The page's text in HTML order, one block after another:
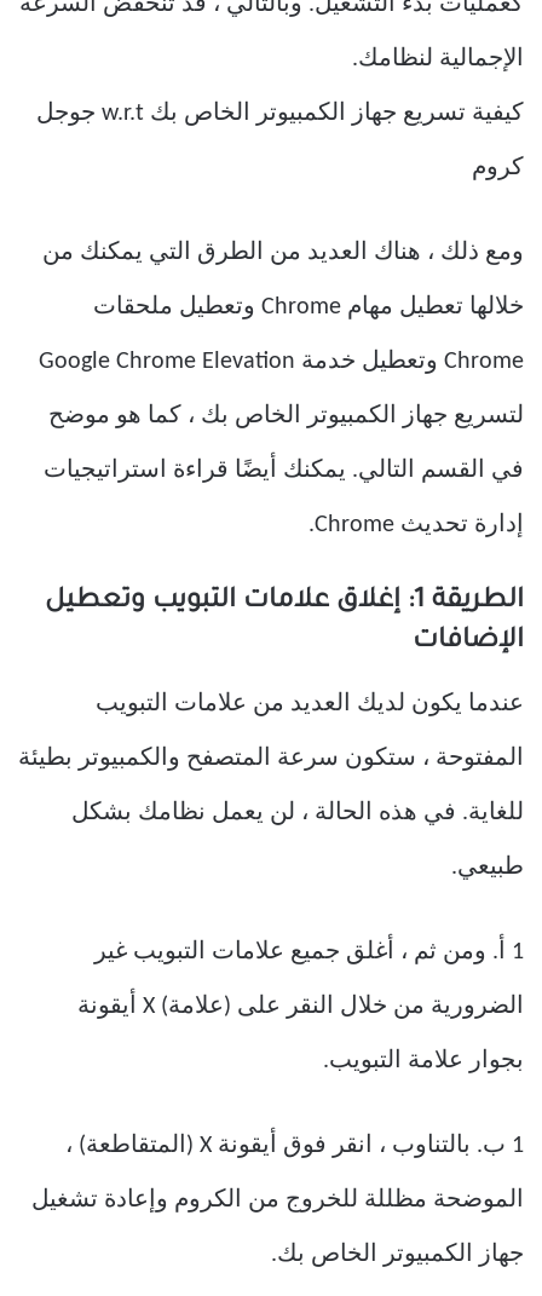
الإجمالية لنظامك.
كيفية تسريع جهاز الكمبيوتر الخاص بك w.r.t جوجل
كروم
ومع ذلك ، هناك العديد من الطرق التي يمكنك من
خلالها تعطيل مهام Chrome وتعطيل ملحقات
Chrome وتعطيل خدمة Google Chrome Elevation
لتسريع جهاز الكمبيوتر الخاص بك ، كما هو موضح
في القسم التالي. يمكنك أيضًا قراءة استراتيجيات
إدارة تحديث Chrome.
الطريقة 1: إغلاق علامات التبويب وتعطيل
الإضافات
عندما يكون لديك العديد من علامات التبويب
المفتوحة ، ستكون سرعة المتصفح والكمبيوتر بطيئة
للغاية. في هذه الحالة ، لن يعمل نظامك بشكل
طبيعي.
1 أ. ومن ثم ، أغلق جميع علامات التبويب غير
الضرورية من خلال النقر على (علامة) X أيقونة
بجوار علامة التبويب.
1 ب. بالتناوب ، انقر فوق أيقونة X (المتقاطعة) ،
الموضحة مظللة للخروج من الكروم وإعادة تشغيل
جهاز الكمبيوتر الخاص بك.